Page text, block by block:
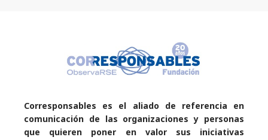
Corresponsables es el aliado de referencia en
comunicación de las organizaciones y personas
que quieren poner en valor sus iniciativas